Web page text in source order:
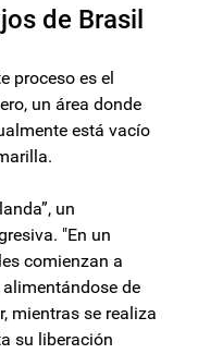
de Brasil
proceso es el
un área donde
está vacío
un
"En un
comienzan a
de
mientras se realiza
su liberación